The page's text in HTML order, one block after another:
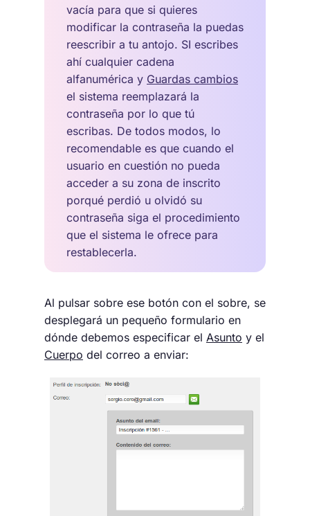
vacía para que si quieres
modificar la contraseña la puedas
reescribir a tu antojo. SI escribes
ahí cualquier cadena
alfanumérica y Guardas cambios
el sistema reemplazará la
contraseña por lo que tú
escribas. De todos modos, lo
recomendable es que cuando el
usuario en cuestión no pueda
acceder a su zona de inscrito
porqué perdió u olvidó su
contraseña siga el procedimiento
que el sistema le ofrece para
restablecerla.
Al pulsar sobre ese botón con el sobre, se
desplegará un pequeño formulario en
dónde debemos especificar el Asunto y el
Cuerpo del correo a enviar: